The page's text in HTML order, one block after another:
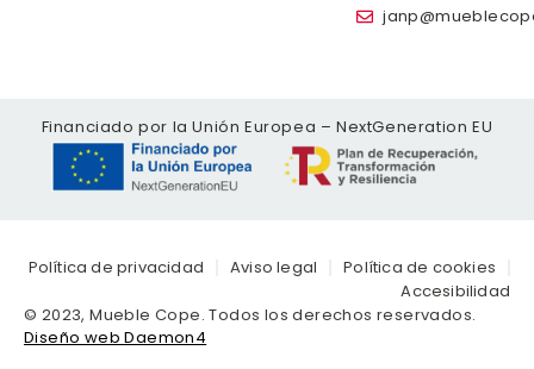
Financiado por la Unión Europea – NextGeneration EU
© 2023, Mueble Cope. Todos los derechos reservados.
Diseño web Daemon4
Política de privacidad Aviso legal
Política de cookies
Accesibilidad